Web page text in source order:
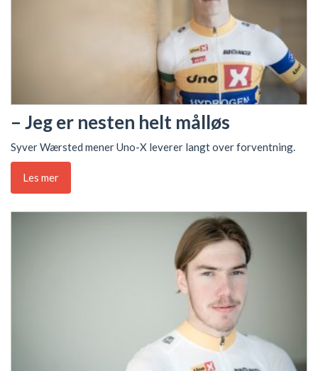
– Jeg er nesten helt målløs
Syver Wærsted mener Uno-X leverer langt over forventning.
Les mer